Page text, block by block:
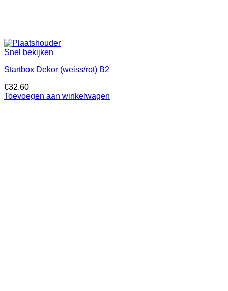
Snel bekijken
Startbox Dekor (weiss/rot) B2
€32.60
Toevoegen aan winkelwagen